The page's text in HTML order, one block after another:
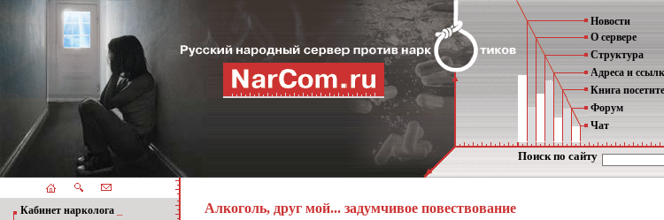
Новости
О сервере
Структура
Адреса и
Книга
Форум
Чат
Поиск по сайту
Кабинет нарколога Алкоголь, друг мой... задумчивое повествование